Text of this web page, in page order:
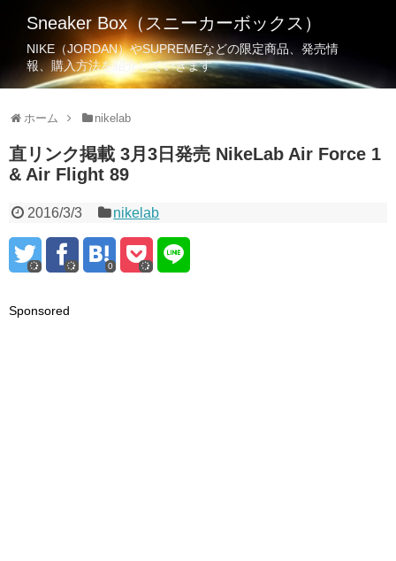
Sneaker Box（スニーカーボックス）
NIKE（JORDAN）やSUPREMEなどの限定商品、発売情
報、購入方法を紹介していきます
ホーム nikelab
直リンク掲載 3月3日発売 NikeLab Air Force 1
& Air Flight 89
2016/3/3 nikelab
0
Sponsored